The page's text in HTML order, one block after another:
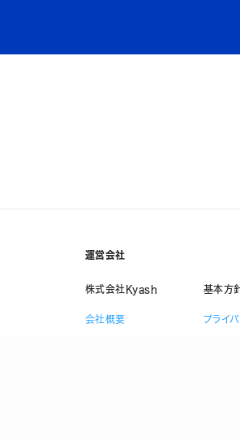
運営会社
株式会社Kyash
会社概要
基本方
プライ